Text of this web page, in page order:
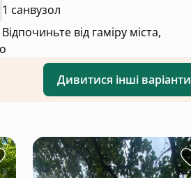
1 санвузол
Дивитися інші варіанти